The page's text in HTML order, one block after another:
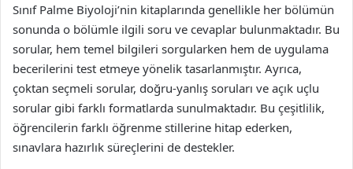
Sınıf Palme Biyoloji’nin kitaplarında genellikle her bölümün
sonunda o bölümle ilgili soru ve cevaplar bulunmaktadır. Bu
sorular, hem temel bilgileri sorgularken hem de uygulama
becerilerini test etmeye yönelik tasarlanmıştır. Ayrıca,
çoktan seçmeli sorular, doğru-yanlış soruları ve açık uçlu
sorular gibi farklı formatlarda sunulmaktadır. Bu çeşitlilik,
öğrencilerin farklı öğrenme stillerine hitap ederken,
sınavlara hazırlık süreçlerini de destekler.